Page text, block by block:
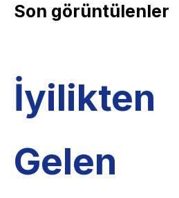
Son görüntülenler
İyilikten
Gelen